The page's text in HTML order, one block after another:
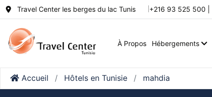
Travel Center les berges du lac Tunis +216 93 525 500
À Propos Hébergements
Accueil Hôtels en Tunisie mahdia